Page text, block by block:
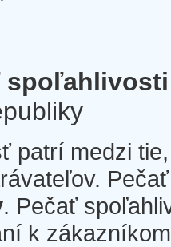
spoľahlivosti
patrí medzi
. Pečať
k